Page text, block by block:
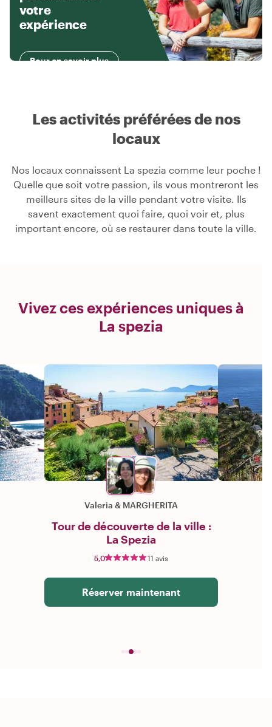
votre
expérience
Pour en savoir plus
Les activités préférées de nos
locaux
Nos locaux connaissent La spezia comme leur poche !
Quelle que soit votre passion, ils vous montreront les
meilleurs sites de la ville pendant votre visite. Ils
savent exactement quoi faire, quoi voir et, plus
important encore, où se restaurer dans toute la ville.
Vivez ces expériences uniques à
La spezia
Valeria & MARGHERITA
Tour de découverte de la ville :
La Spezia
5,0 11 avis
Réserver maintenant